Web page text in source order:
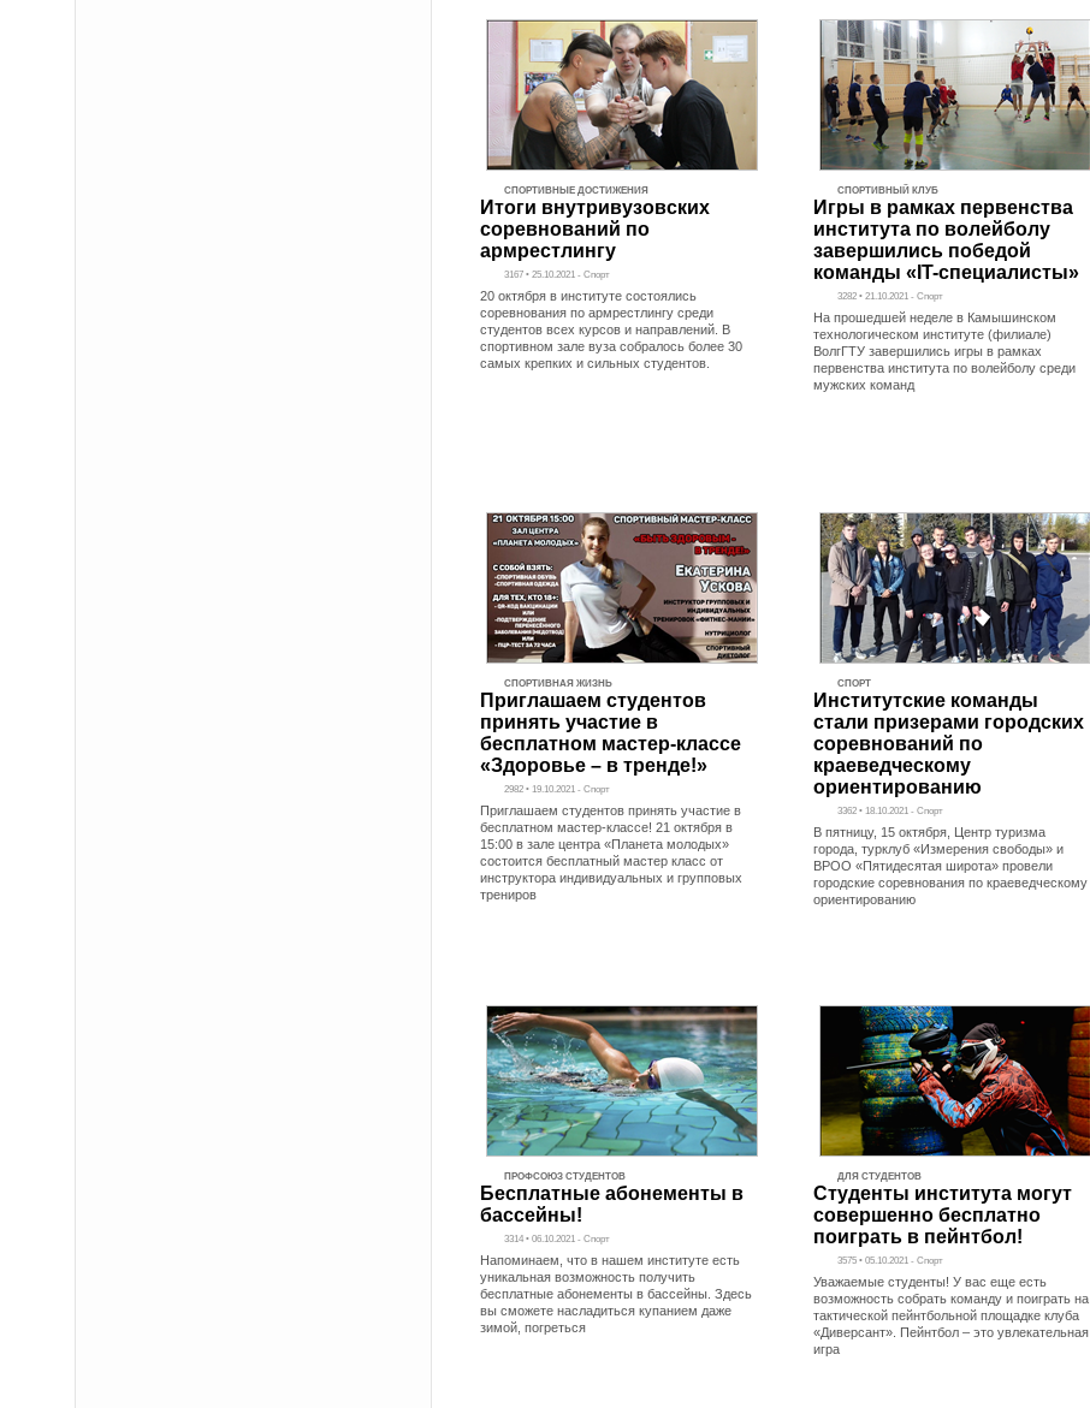
СПОРТИВНЫЕ ДОСТИЖЕНИЯ
Итоги внутривузовских
соревнований по
армрестлингу
3167 • 25.10.2021 - Спорт
20 октября в институте состоялись
соревнования по армрестлингу среди
студентов всех курсов и направлений. В
спортивном зале вуза собралось более 30
самых крепких и сильных студентов.
СПОРТИВНЫЙ КЛУБ
Игры в рамках первенства
института по волейболу
завершились победой
команды «IT-специалисты»
3282 • 21.10.2021 - Спорт
На прошедшей неделе в Камышинском
технологическом институте (филиале)
ВолгГТУ завершились игры в рамках
первенства института по волейболу среди
мужских команд
СПОРТИВНАЯ ЖИЗНЬ
Приглашаем студентов
принять участие в
бесплатном мастер-классе
«Здоровье – в тренде!»
2982 • 19.10.2021 - Спорт
Приглашаем студентов принять участие в
бесплатном мастер-классе! 21 октября в
15:00 в зале центра «Планета молодых»
состоится бесплатный мастер класс от
инструктора индивидуальных и групповых
трениров
СПОРТ
Институтские команды
стали призерами городских
соревнований по
краеведческому
ориентированию
3362 • 18.10.2021 - Спорт
В пятницу, 15 октября, Центр туризма
города, турклуб «Измерения свободы» и
ВРОО «Пятидесятая широта» провели
городские соревнования по краеведческому
ориентированию
ПРОФСОЮЗ СТУДЕНТОВ
Бесплатные абонементы в
бассейны!
3314 • 06.10.2021 - Спорт
Напоминаем, что в нашем институте есть
уникальная возможность получить
бесплатные абонементы в бассейны. Здесь
вы сможете насладиться купанием даже
зимой, погреться
ДЛЯ СТУДЕНТОВ
Студенты института могут
совершенно бесплатно
поиграть в пейнтбол!
3575 • 05.10.2021 - Спорт
Уважаемые студенты! У вас еще есть
возможность собрать команду и поиграть на
тактической пейнтбольной площадке клуба
«Диверсант». Пейнтбол – это увлекательная
игра